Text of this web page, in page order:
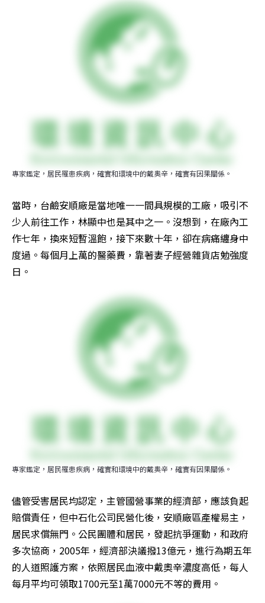
專家鑑定，居民罹患疾病，確實和環境中的戴奧辛，確實有因果關係。
當時，台鹼安順廠是當地唯一一間具規模的工廠，吸引不
少人前往工作，林顯中也是其中之一。沒想到，在廠內工
作七年，換來短暫溫飽，接下來數十年，卻在病痛纏身中
度過。每個月上萬的醫藥費，靠著妻子經營雜貨店勉強度
日。
專家鑑定，居民罹患疾病，確實和環境中的戴奧辛，確實有因果關係。
儘管受害居民均認定，主管國營事業的經濟部，應該負起
賠償責任，但中石化公司民營化後，安順廠區產權易主，
居民求償無門。公民團體和居民，發起抗爭運動，和政府
多次協商，2005年，經濟部決議撥13億元，進行為期五年
的人道照護方案，依照居民血液中戴奧辛濃度高低，每人
每月平均可領取1700元至1萬7000元不等的費用。